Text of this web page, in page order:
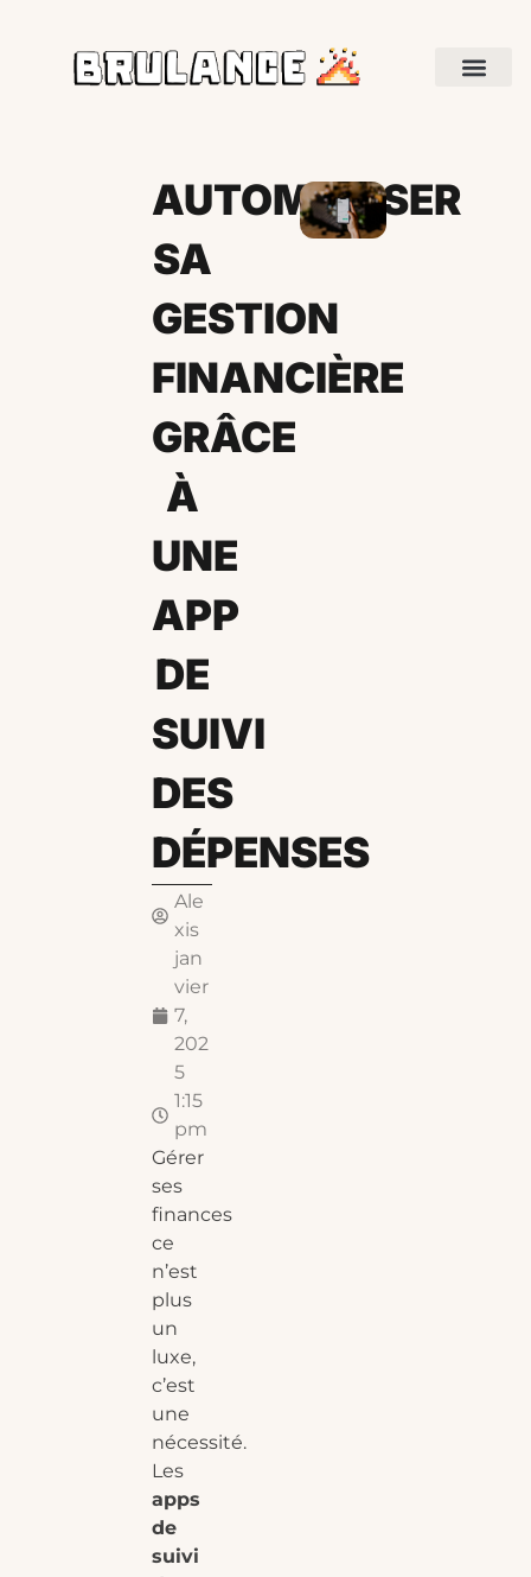
AUTOMATISER
SA
GESTION
FINANCIÈRE
GRÂCE
À
UNE
APP
DE
SUIVI
DES
DÉPENSES
Ale
xis
jan
vier
7,
202
5
1:15
pm
Gérer
ses
finances
ce
n’est
plus
un
luxe,
c’est
une
nécessité.
Les
apps
de
suivi